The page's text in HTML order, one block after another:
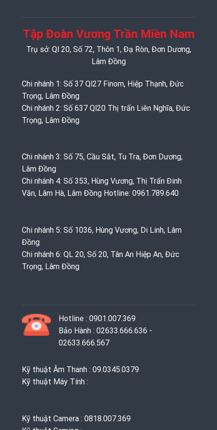
Tập Đoàn Vương Trần Miền Nam
Trụ sở: Ql 20, Số 72, Thôn 1, Đạ Ròn, Đơn Dương,
Lâm Đồng
Chi nhánh 1: Số 37 Ql27 Finom, Hiệp Thạnh, Đức
Trọng, Lâm Đồng
Chi nhánh 2: Số 637 Ql20 Thị trấn Liên Nghĩa, Đức
Trọng, Lâm Đồng
Chi nhánh 3: Số 75, Cầu Sắt, Tu Tra, Đơn Dương,
Lâm Đồng
Chi nhánh 4: Số 353, Hùng Vương, Thị Trấn Đinh
Văn, Lâm Hà, Lâm Đồng Hotline: 0961.789.640
Chi nhánh 5: Số 1036, Hùng Vương, Di Linh, Lâm
Đồng
Chi nhánh 6: QL 20, Số 20, Tân An Hiệp An, Đức
Trọng, Lâm Đồng
Hotline : 0901.007.369
Bảo Hành : 02633.666.636 -
02633.666.567
Kỹ thuật Âm Thanh : 09.0345.0379
Kỹ thuật Máy Tính :
Kỹ thuật Camera : 0818.007.369